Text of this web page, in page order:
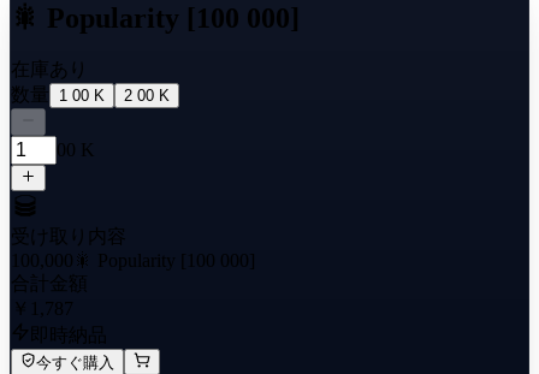
🎇 Popularity [100 000]
在庫あり
数量
1 00 K 2 00 K
00 K
受け取り内容
100,000 🎇 Popularity [100 000]
合計金額
￥1,787
即時納品
今すぐ購入